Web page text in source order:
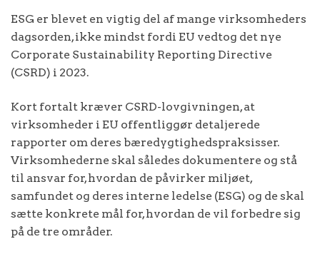
ESG er blevet en vigtig del af mange virksomheders
dagsorden, ikke mindst fordi EU vedtog det nye
Corporate Sustainability Reporting Directive
(CSRD) i 2023.
Kort fortalt kræver CSRD-lovgivningen, at
virksomheder i EU offentliggør detaljerede
rapporter om deres bæredygtighedspraksisser.
Virksomhederne skal således dokumentere og stå
til ansvar for, hvordan de påvirker miljøet,
samfundet og deres interne ledelse (ESG) og de skal
sætte konkrete mål for, hvordan de vil forbedre sig
på de tre områder.